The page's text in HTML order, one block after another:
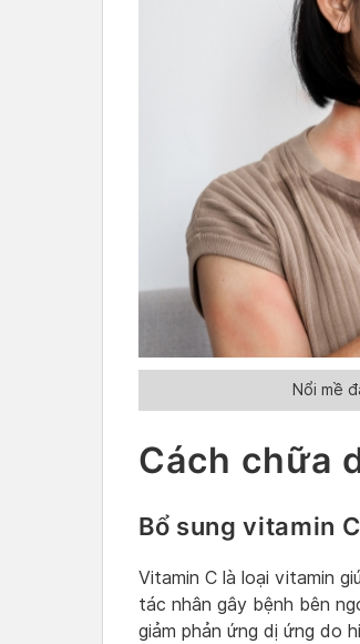
Nổi mề
Cách chữa
Bổ sung vitamin C
Vitamin C là loại vitamin
tác nhân gây bệnh bên
giảm phản ứng dị ứng do